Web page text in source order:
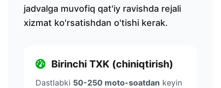
jadvalga muvofiq qat'iy ravishda rejali
xizmat ko'rsatishdan o'tishi kerak.
Birinchi TXK (chiniqtirish)
Dastlabki 50-250 moto-soatdan keyin